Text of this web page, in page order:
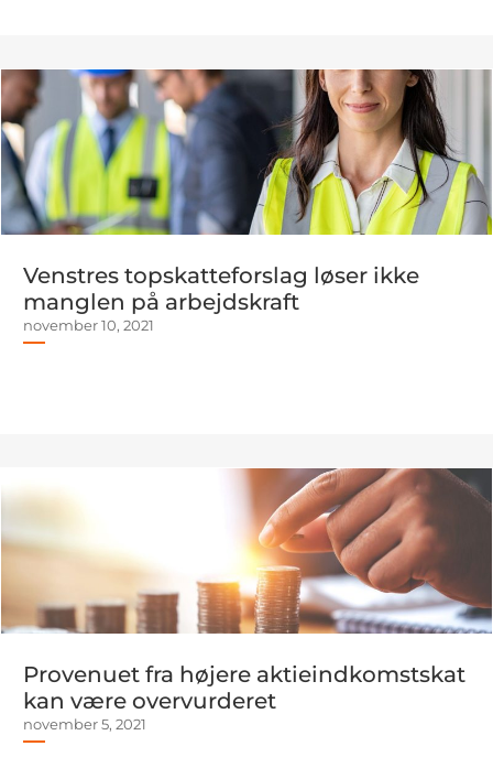
Venstres topskatteforslag løser ikke
manglen på arbejdskraft
november 10, 2021
Provenuet fra højere aktieindkomstskat
kan være overvurderet
november 5, 2021